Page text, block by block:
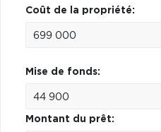
Coût de la propriété:
Mise de fonds:
Montant du prêt: